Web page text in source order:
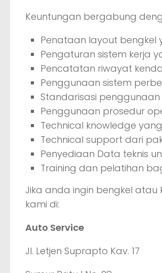
Keuntungan bergabung
Penataan layout bengkel
Pengaturan sistem kerja
Pencatatan riwayat
Penggunaan sistem
Standarisasi
Penggunaan prosedur
Technical knowledge
Technical support dari
Penyediaan Data teknis
Training dan pelatihan
Jika anda ingin bengkel
kami di:
Auto Service
Jl. Letjen Suprapto Kav. 17